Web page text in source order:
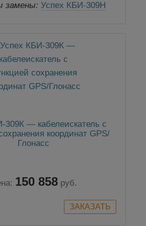
замены: Успех КБИ-309Н
309К — кабелеискатель с
координат GPS/
Глонасс
150 858 руб.